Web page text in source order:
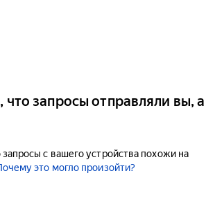
что запросы отправляли вы, а
с вашего устройства похожи на
это могло произойти?